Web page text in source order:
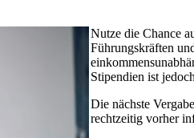
Nutze die Chance
Führungskräften
Stipendien ist
Die nächste
rechtzeitig vorher